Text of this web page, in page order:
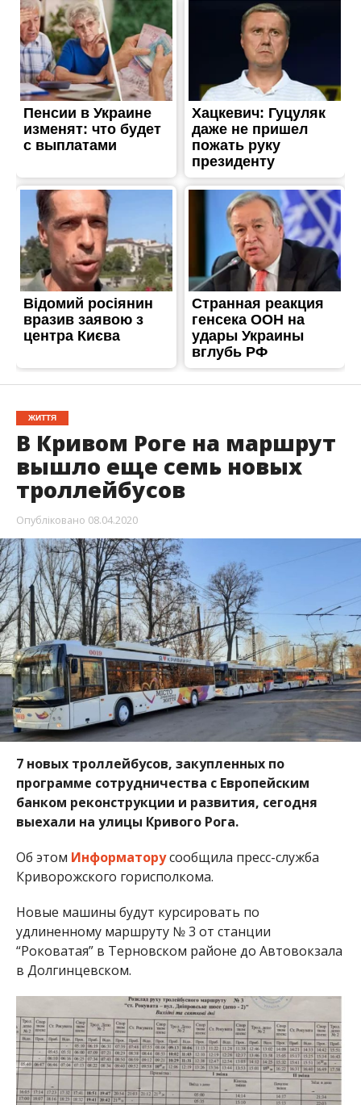
ЖИТТЯ
В Кривом Роге на маршрут
вышло еще семь новых
троллейбусов
Опубліковано 08.04.2020
7 новых троллейбусов, закупленных по
программе сотрудничества с Европейским
банком реконструкции и развития, сегодня
выехали на улицы Кривого Рога.
Об этом Информаторусообщила пресс-служба
Криворожского горисполкома.
Новые машины будут курсировать по
удлиненному маршруту № 3 от станции
“Роковатая” в Терновском районе до Автовокзала
в Долгинцевском.